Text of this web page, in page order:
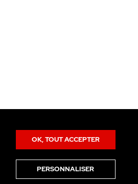
OK, TOUT ACCEPTER
PERSONNALISER